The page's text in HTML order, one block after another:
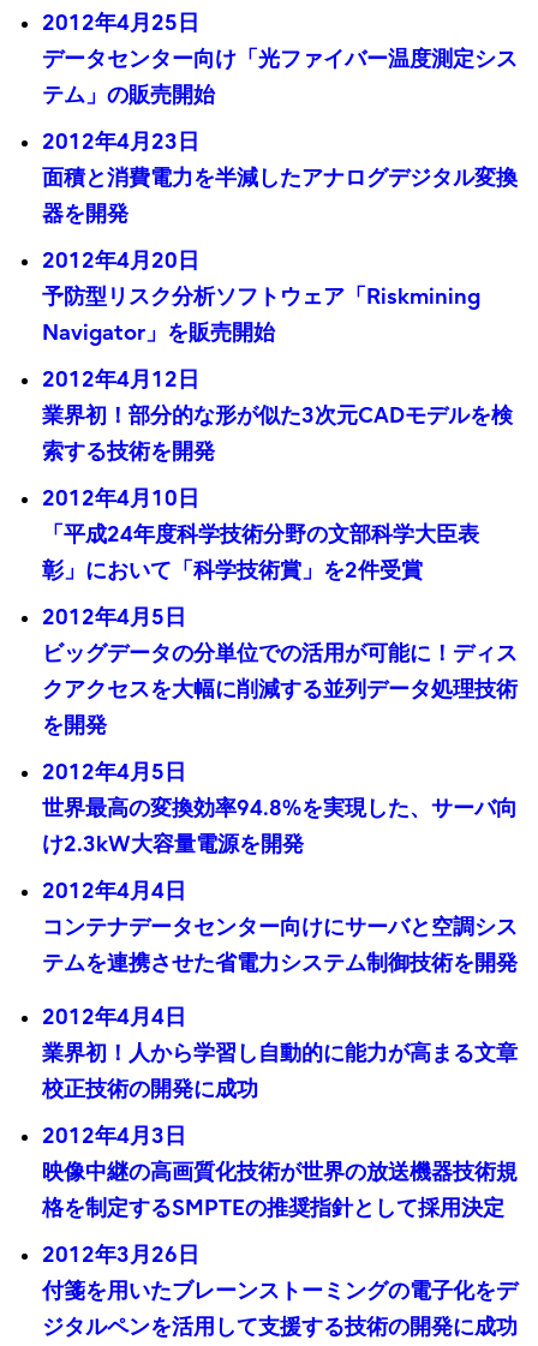
2012年4月25日
データセンター向け「光ファイバー温度測定シス
テム」の販売開始
2012年4月23日
面積と消費電力を半減したアナログデジタル変換
器を開発
2012年4月20日
予防型リスク分析ソフトウェア「Riskmining
Navigator」を販売開始
2012年4月12日
業界初！部分的な形が似た3次元CADモデルを検
索する技術を開発
2012年4月10日
「平成24年度科学技術分野の文部科学大臣表
彰」において「科学技術賞」を2件受賞
2012年4月5日
ビッグデータの分単位での活用が可能に！ディス
クアクセスを大幅に削減する並列データ処理技術
を開発
2012年4月5日
世界最高の変換効率94.8%を実現した、サーバ向
け2.3kW大容量電源を開発
2012年4月4日
コンテナデータセンター向けにサーバと空調シス
テムを連携させた省電力システム制御技術を開発
2012年4月4日
業界初！人から学習し自動的に能力が高まる文章
校正技術の開発に成功
2012年4月3日
映像中継の高画質化技術が世界の放送機器技術規
格を制定するSMPTEの推奨指針として採用決定
2012年3月26日
付箋を用いたブレーンストーミングの電子化をデ
ジタルペンを活用して支援する技術の開発に成功